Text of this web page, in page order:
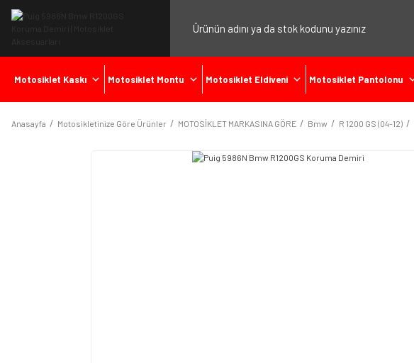
Motosiklet Kaskı Motosiklet Montu Motosiklet Eldiveni Motosiklet Pantolonu
Anasayfa Motosikletinize Göre Ürünler MOTOSİKLET MARKASINA GÖRE Bmw R 1200 GS (04-12)